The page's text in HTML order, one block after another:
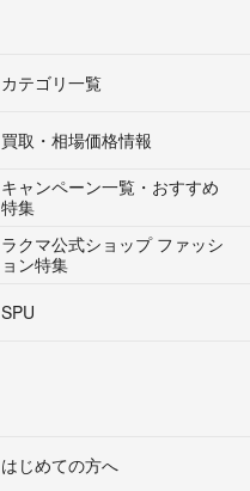
カテゴリ一覧
買取・相場価格情報
キャンペーン一覧・おすすめ
特集
ラクマ公式ショップ ファッシ
ョン特集
SPU
はじめての方へ